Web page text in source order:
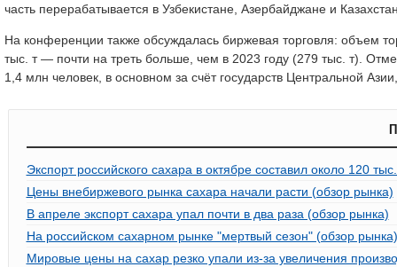
часть перерабатывается в Узбекистане, Азербайджане и
На конференции также обсуждалась биржевая торговля: объем
тыс. т — почти на треть больше, чем в 2023 году (279 тыс. т).
1,4 млн человек, в основном за счёт государств Центральной
Экспорт российского сахара в октябре составил около 120
Цены внебиржевого рынка сахара начали расти (обзор рынка)
В апреле экспорт сахара упал почти в два раза (обзор рынка)
На российском сахарном рынке "мертвый сезон" (обзор рынка)
Мировые цены на сахар резко упали из-за увеличения